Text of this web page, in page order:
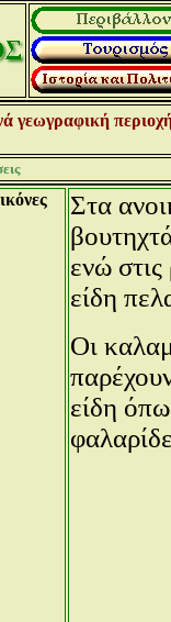
γεωγραφική
Στα
ενώ
είδη
Οι
είδη